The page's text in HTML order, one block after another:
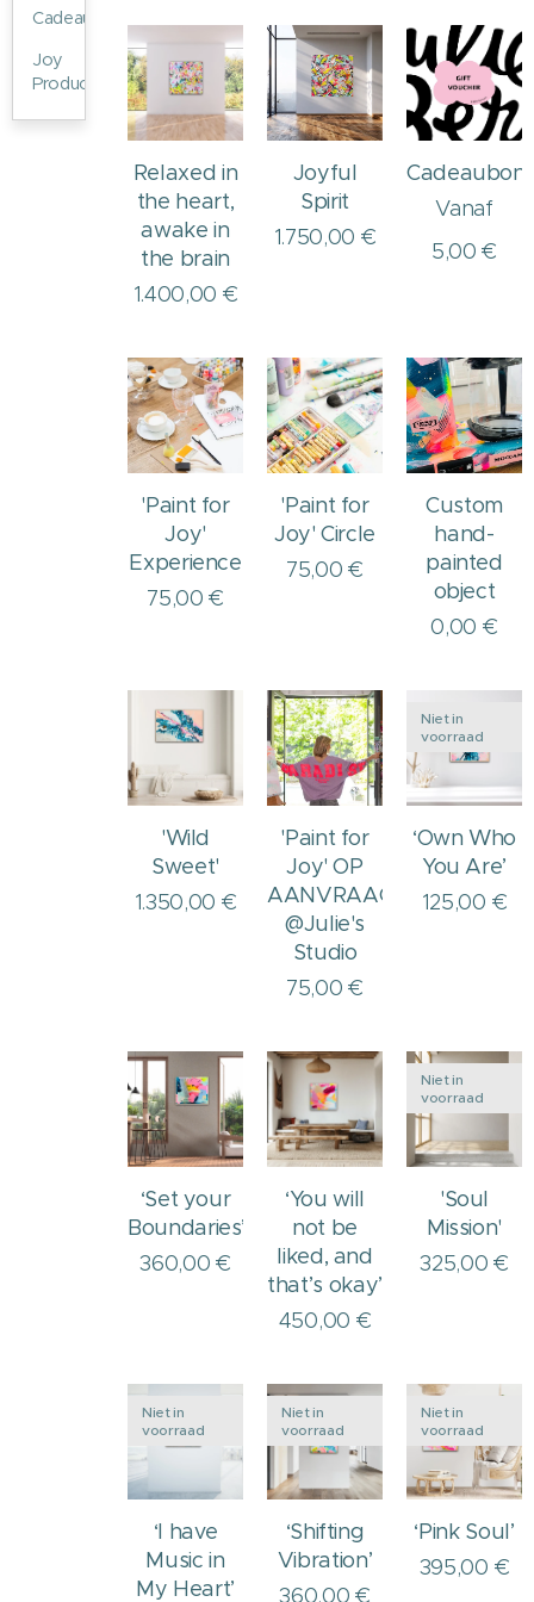
Cadeaubon
Joy
Products
Relaxed in
the heart,
awake in
the brain
1.400,00 €
Joyful
Spirit
1.750,00 €
Cadeaubon
Vanaf
5,00 €
'Paint for
Joy'
Experience
75,00 €
'Paint for
Joy' Circle
75,00 €
Custom
hand-
painted
object
0,00 €
'Wild
Sweet'
1.350,00 €
'Paint for
Joy' OP
AANVRAAG
@Julie's
Studio
75,00 €
‘Own Who
You Are’
Niet in
voorraad
125,00 €
‘Set your
Boundaries’
360,00 €
‘You will
not be
liked, and
that’s okay’
450,00 €
'Soul
Mission'
Niet in
voorraad
325,00 €
‘I have
Music in
My Heart’
Niet in
voorraad
‘Shifting
Vibration’
Niet in
voorraad
360,00 €
‘Pink Soul’
Niet in
voorraad
395,00 €